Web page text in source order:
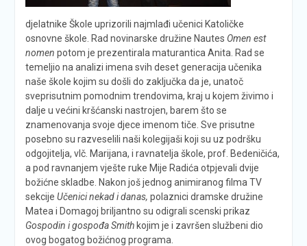
djelatnike Škole uprizorili najmlađi učenici Katoličke
osnovne škole. Rad novinarske družine Nautes Omen est
nomen potom je prezentirala maturantica Anita. Rad se
temeljio na analizi imena svih deset generacija učenika
naše škole kojim su došli do zaključka da je, unatoč
sveprisutnim pomodnim trendovima, kraj u kojem živimo i
dalje u većini kršćanski nastrojen, barem što se
znamenovanja svoje djece imenom tiče. Sve prisutne
posebno su razveselili naši kolegijaši koji su uz podršku
odgojitelja, vlč. Marijana, i ravnatelja škole, prof. Bedeničića,
a pod ravnanjem vješte ruke Mije Radića otpjevali dvije
božićne skladbe. Nakon još jednog animiranog filma TV
sekcije Učenici nekad i danas, polaznici dramske družine
Matea i Domagoj briljantno su odigrali scenski prikaz
Gospodin i gospođa Smith kojim je i završen službeni dio
ovog bogatog božićnog programa.